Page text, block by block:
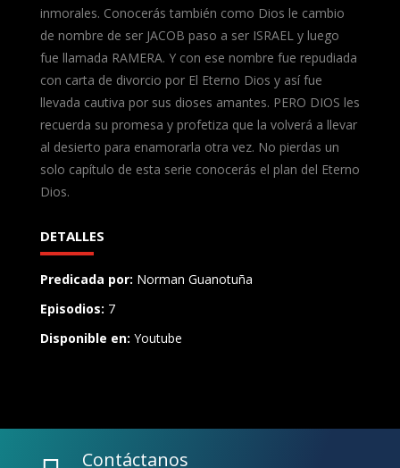
inmorales. Conocerás también como Dios le cambio
de nombre de ser JACOB paso a ser ISRAEL y luego
fue llamada RAMERA. Y con ese nombre fue repudiada
con carta de divorcio por El Eterno Dios y así fue
llevada cautiva por sus dioses amantes. PERO DIOS les
recuerda su promesa y profetiza que la volverá a llevar
al desierto para enamorarla otra vez. No pierdas un
solo capítulo de esta serie conocerás el plan del Eterno
Dios.
DETALLES
Predicada por: Norman Guanotuña
Episodios: 7
Disponible en: Youtube
Contáctanos